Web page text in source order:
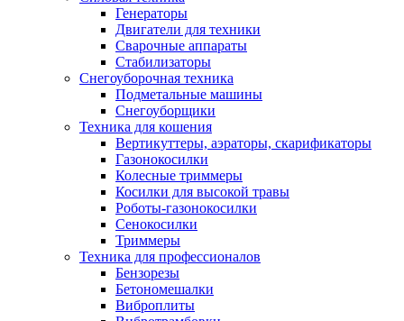
Генераторы
Двигатели для техники
Сварочные аппараты
Стабилизаторы
Снегоуборочная техника
Подметальные машины
Снегоуборщики
Техника для кошения
Вертикуттеры, аэраторы, скарификаторы
Газонокосилки
Колесные триммеры
Косилки для высокой травы
Роботы-газонокосилки
Сенокосилки
Триммеры
Техника для профессионалов
Бензорезы
Бетономешалки
Виброплиты